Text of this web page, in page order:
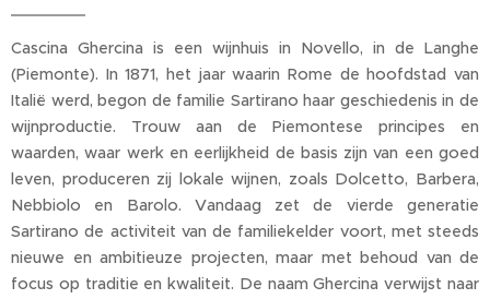
Cascina Ghercina is een wijnhuis in Novello, in de Langhe
(Piemonte). In 1871, het jaar waarin Rome de hoofdstad van
Italië werd, begon de familie Sartirano haar geschiedenis in de
wijnproductie. Trouw aan de Piemontese principes en
waarden, waar werk en eerlijkheid de basis zijn van een goed
leven, produceren zij lokale wijnen, zoals Dolcetto, Barbera,
Nebbiolo en Barolo. Vandaag zet de vierde generatie
Sartirano de activiteit van de familiekelder voort, met steeds
nieuwe en ambitieuze projecten, maar met behoud van de
focus op traditie en kwaliteit. De naam Ghercina verwijst naar